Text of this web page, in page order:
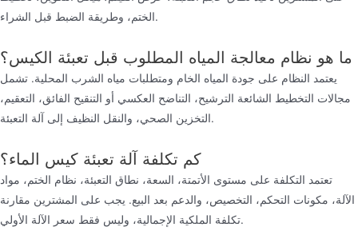
الختم، وطريقة الضبط قبل الشراء.
ما هو نظام معالجة المياه المطلوب قبل تعبئة الكيس؟
يعتمد النظام على جودة المياه الخام ومتطلبات مياه الشرب المحلية. تشمل
مجالات التخطيط الشائعة الترشيح، التناضح العكسي أو التنقيح الفائق، التعقيم،
التخزين الصحي، والنقل النظيف إلى آلة التعبئة.
كم تكلفة آلة تعبئة كيس الماء؟
تعتمد التكلفة على مستوى الأتمتة، السعة، نطاق التعبئة، نظام الختم، مواد
الآلة، مكونات التحكم، التخصيص، والدعم بعد البيع. يجب على المشترين مقارنة
تكلفة الملكية الإجمالية، وليس فقط سعر الآلة الأولي.